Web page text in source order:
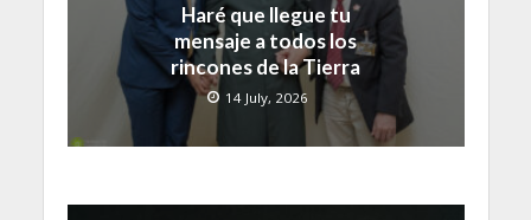
Haré que llegue tu
mensaje a todos los
rincones de la Tierra
14 July, 2026